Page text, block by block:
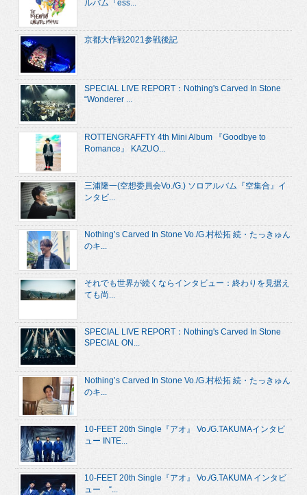
ルバム『ess...
京都大作戦2021参戦後記
SPECIAL LIVE REPORT：Nothing's Carved In Stone
“Wonderer ...
ROTTENGRAFFTY 4th Mini Album 『Goodbye to
Romance』 KAZUO...
三浦隆一(空想委員会Vo./G.) ソロアルバム『空集合』イ
ンタビ...
Nothing’s Carved In Stone Vo./G.村松拓 続・たっきゅん
のキ...
それでも世界が続くならインタビュー：終わりを見据え
ても尚...
SPECIAL LIVE REPORT：Nothing's Carved In Stone
SPECIAL ON...
Nothing’s Carved In Stone Vo./G.村松拓 続・たっきゅん
のキ...
10-FEET 20th Single『アオ』 Vo./G.TAKUMAインタビ
ュー INTE...
10-FEET 20th Single『アオ』 Vo./G.TAKUMA インタビ
ュー “...